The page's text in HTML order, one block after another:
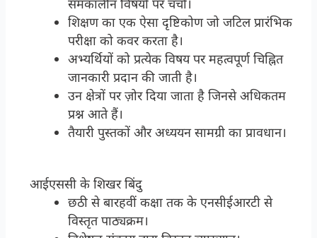
समकालीन विषयों पर चर्चा।
शिक्षण का एक ऐसा दृष्टिकोण जो जटिल प्रारंभिक
परीक्षा को कवर करता है।
अभ्यर्थियों को प्रत्येक विषय पर महत्वपूर्ण चिह्नित
जानकारी प्रदान की जाती है।
उन क्षेत्रों पर ज़ोर दिया जाता है जिनसे अधिकतम
प्रश्न आते हैं।
तैयारी पुस्तकों और अध्ययन सामग्री का प्रावधान।
आईएससी के शिखर बिंदु
छठी से बारहवीं कक्षा तक के एनसीईआरटी से
विस्तृत पाठ्यक्रम।